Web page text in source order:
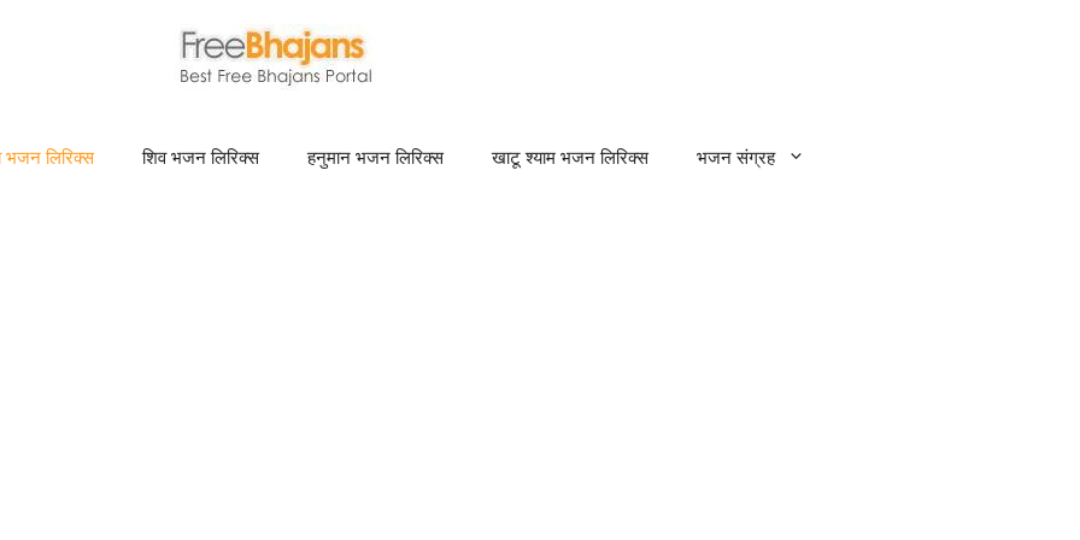
भजन लिरिक्स शिव भजन लिरिक्स हनुमान भजन लिरिक्स खाटू श्याम भजन लिरिक्स भजन संग्रह